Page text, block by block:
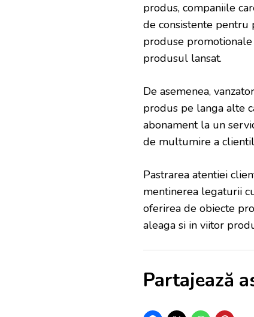
produs, companiile
de consistente pentru
produse
produsul lansat.
De asemenea,
produs pe langa alte
abonament la un
de multumire a
Pastrarea atentiei
mentinerea legaturii
oferirea de obiecte
aleaga si in viitor
Partajează